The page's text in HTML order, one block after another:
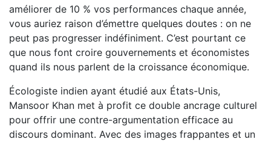
améliorer de 10 % vos performances chaque année,
vous auriez raison d’émettre quelques doutes : on ne
peut pas progresser indéfiniment. C’est pourtant ce
que nous font croire gouvernements et économistes
quand ils nous parlent de la croissance économique.
Écologiste indien ayant étudié aux États-Unis,
Mansoor Khan met à profit ce double ancrage culturel
pour offrir une contre-argumentation efficace au
discours dominant. Avec des images frappantes et un